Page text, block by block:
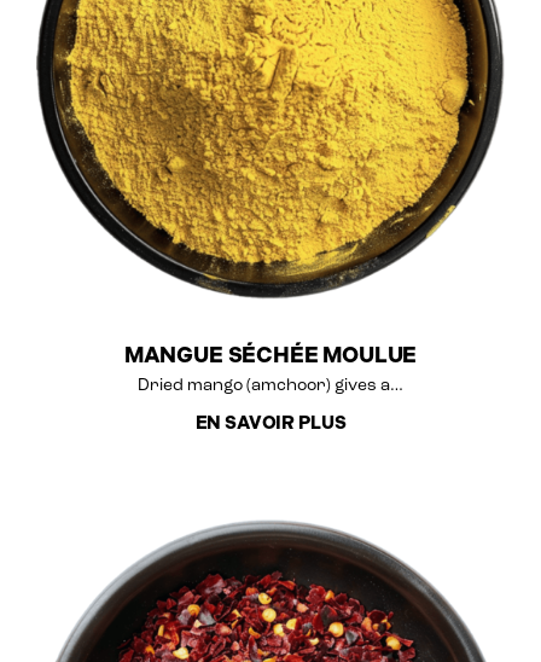
MANGUE SÉCHÉE MOULUE
Dried mango (amchoor) gives a…
EN SAVOIR PLUS